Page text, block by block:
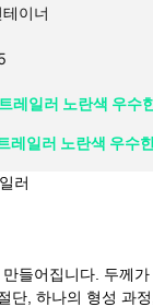
이너
레일러 노란색 우수
레일러 노란색 우수
러
들어집니다. 두께
단, 하나의 형성 과